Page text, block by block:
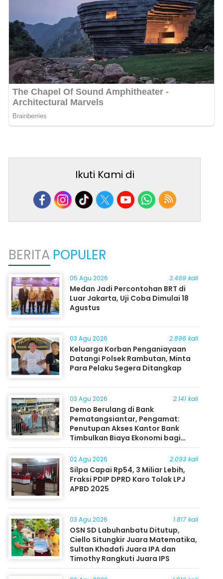
Ikuti Kami di
BERITA POPULER
05 Agu 2026 3.469 kali
Medan Jadi Percontohan BRT di
Luar Jakarta, Uji Coba Dimulai 18
Agustus
03 Agu 2026 2.896 kali
Keluarga Korban Penganiayaan
Datangi Polsek Rambutan, Minta
Para Pelaku Segera Ditangkap
03 Agu 2026 2.141 kali
Demo Berulang di Bank
Pematangsiantar, Pengamat:
Penutupan Akses Kantor Bank
Timbulkan Biaya Ekonomi bagi
Masyarakat
02 Agu 2026 2.093 kali
Silpa Capai Rp54, 3 Miliar Lebih,
Fraksi PDIP DPRD Karo Tolak LPJ
APBD 2025
03 Agu 2026 1.817 kali
OSN SD Labuhanbatu Ditutup,
Ciello Situngkir Juara Matematika,
Sultan Khadafi Juara IPA dan
Timothy Rangkuti Juara IPS